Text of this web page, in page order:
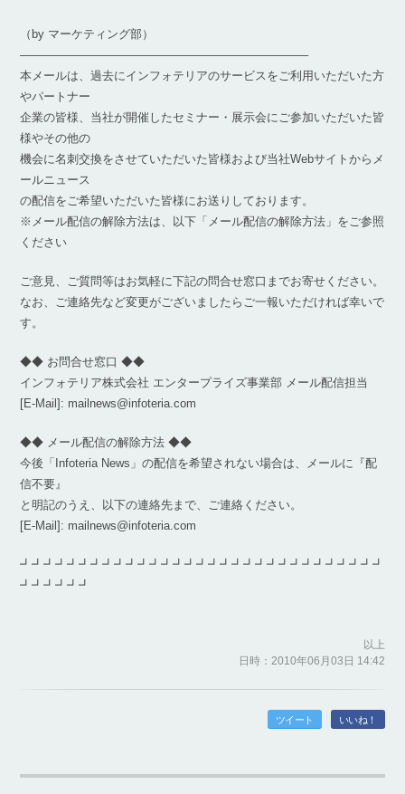
（by マーケティング部）
————————————————————————–
本メールは、過去にインフォテリアのサービスをご利用いただいた方
やパートナー
企業の皆様、当社が開催したセミナー・展示会にご参加いただいた皆
様やその他の
機会に名刺交換をさせていただいた皆様および当社Webサイトからメ
ールニュース
の配信をご希望いただいた皆様にお送りしております。
※メール配信の解除方法は、以下「メール配信の解除方法」をご参照
ください
ご意見、ご質問等はお気軽に下記の問合せ窓口までお寄せください。
なお、ご連絡先など変更がございましたらご一報いただければ幸いで
す。
◆◆ お問合せ窓口 ◆◆
インフォテリア株式会社 エンタープライズ事業部 メール配信担当
[E-Mail]: mailnews@infoteria.com
◆◆ メール配信の解除方法 ◆◆
今後「Infoteria News」の配信を希望されない場合は、メールに『配
信不要』
と明記のうえ、以下の連絡先まで、ご連絡ください。
[E-Mail]: mailnews@infoteria.com
┛┛┛┛┛┛┛┛┛┛┛┛┛┛┛┛┛┛┛┛┛┛┛┛┛┛┛┛┛┛┛
┛┛┛┛┛┛
以上
日時：2010年06月03日 14:42
ツイート いいね！